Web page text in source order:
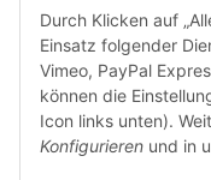
Durch Klicken auf
Einsatz folgender
Vimeo, PayPal
können die
Icon links unten).
Konfigurieren und in
Gesetzliche